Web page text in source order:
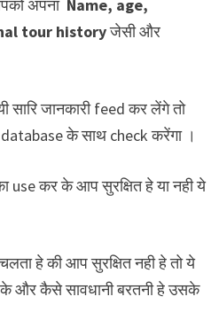
अपना Name, age,
tour historyजेसी और
जानकारी feed कर लेंगे तो
database के साथ check करेंगा ।
use कर के आप सुरक्षित हे या नही ये
हे की आप सुरक्षित नही हे तो ये
और कैसे सावधानी बरतनी हे उसके